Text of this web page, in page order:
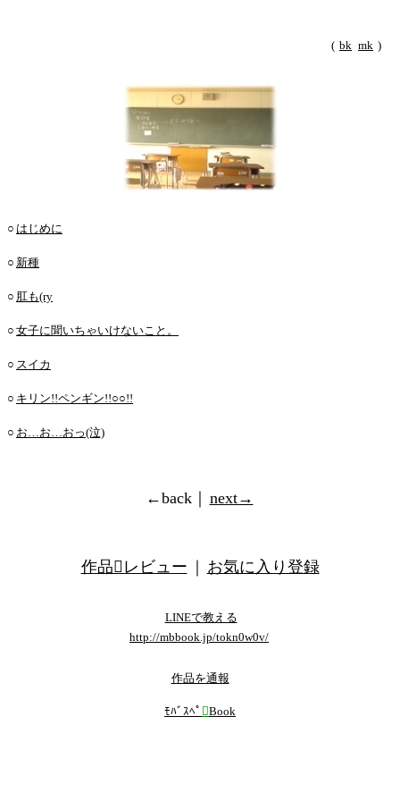
( bk mk )
○ はじめに
○ 新種
○ 肛も(ry
○ 女子に聞いちゃいけないこと。
○ スイカ
○ キリン!!ペンギン!!○○!!
○ お…お…おっ(泣)
←back｜ next→
作品レビュー お気に入り登録
LINEで教える
http://mbbook.jp/tokn0w0v/
作品を通報
ﾓﾊﾞｽﾍﾟ Book